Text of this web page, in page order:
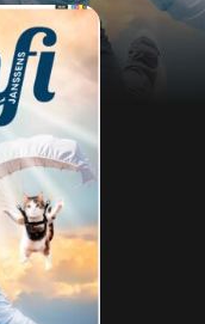
de votre abonnement à
retirer votre consentement
de protection des